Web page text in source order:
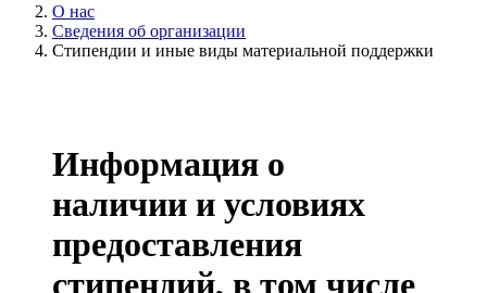
О нас
Сведения об организации
Стипендии и иные виды материальной поддержки
Информация о
наличии и условиях
предоставления
стипендий, в том числе